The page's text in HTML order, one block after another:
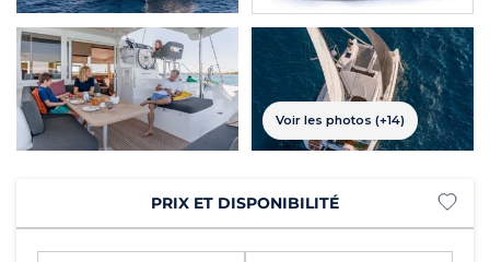
Voir les photos (+14)
PRIX ET DISPONIBILITÉ